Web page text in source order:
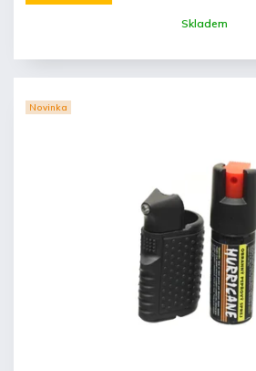
Skladem
Novinka